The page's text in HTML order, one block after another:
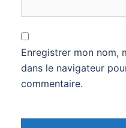
Enregistrer mon nom,
dans le navigateur
commentaire.